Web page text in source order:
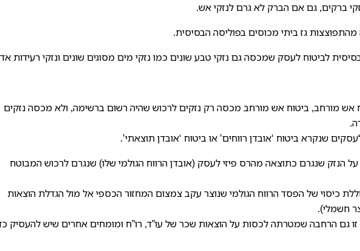
ברקים, גם אם הברק לא גרם לנזקי אש.
גז ביתי מכוסים בפוליסה הבסיסית.
לביטוח לעסק שמכסה גם נזקי טבע שונים כמו נזקי מים מסוגים שונים ונזקי רעידות
אש מורחב, ביטוח אש מורחב מכסה רק נזקים לרכוש שהיה רשום ברשימה, ולא מכסה נזקים
שנקרא ביטוח ‘אובדן רווחים’ או ביטוח ‘אובדן תוצאתי’.
הנזק שנגרם כתוצאה מהרס פיזי לעסק (אובדן הרווח הגולמי שלו) שנגרם לרכוש המבוטח
כיסוי של הפסד הרווח הגולמי שנוצר עקב צמצום המחזור הכספי אל מול הגדלת הוצאות
חשמלי).
זו גם הרחבה שמטרתה לכסות על הוצאות שכר של עו”ד, רו”ח ומומחים אחרים שיש להעסיק